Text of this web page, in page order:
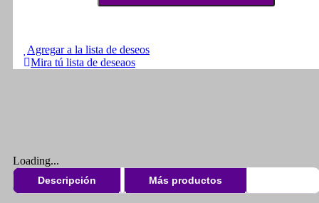
Para
cantidad
Agregar a la lista de deseos
Mira tú lista de deseaos
Loading...
Descripción Más productos